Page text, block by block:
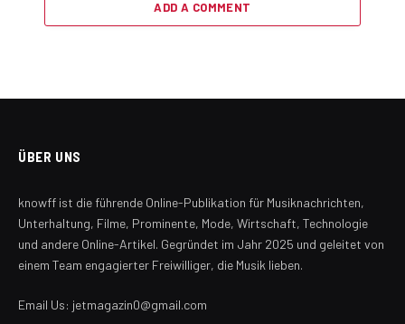
ADD A COMMENT
ÜBER UNS
knowff ist die führende Online-Publikation für Musiknachrichten,
Unterhaltung, Filme, Prominente, Mode, Wirtschaft, Technologie
und andere Online-Artikel. Gegründet im Jahr 2025 und geleitet von
einem Team engagierter Freiwilliger, die Musik lieben.
Email Us: jetmagazin0@gmail.com